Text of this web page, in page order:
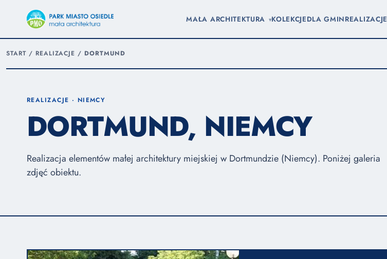
MAŁA ARCHITEKTURA ▾KOLEKCJEDLA GMINREALIZACJE
START/ REALIZACJE / DORTMUND
REALIZACJE · NIEMCY
DORTMUND, NIEMCY
Realizacja elementów małej architektury miejskiej w Dortmundzie (Niemcy). Poniżej galeria
zdjęć obiektu.